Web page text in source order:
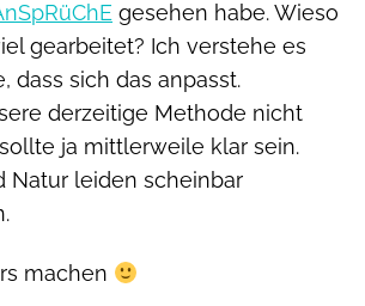
gesehen habe. Wieso
gearbeitet? Ich verstehe es
dass sich das anpasst.
derzeitige Methode nicht
ja mittlerweile klar sein.
Natur leiden scheinbar
machen